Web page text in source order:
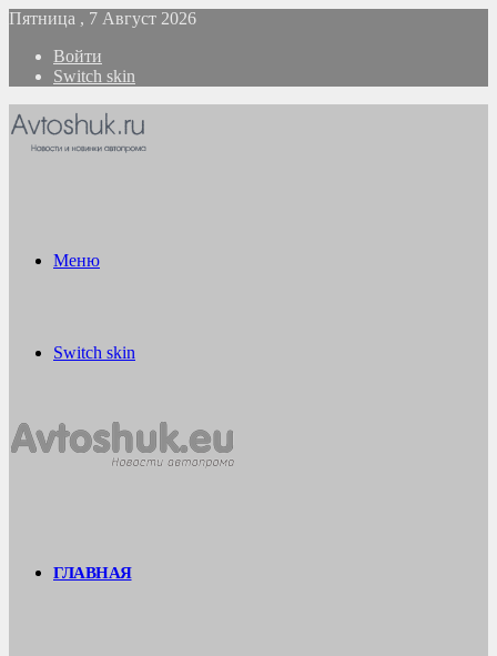
Пятница , 7 Август 2026
Войти
Switch skin
Меню
Switch skin
ГЛАВНАЯ